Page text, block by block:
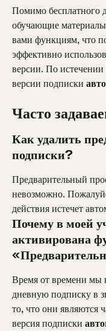
Помимо бесплатного
обучающие
вами функциям, что
эффективно
версии. По
версии подписки
Часто
Как удалить
подписки?
Предварительный
невозможно.
действия истечет
Почему в моей
активирована
Время от времени мы
дневную подписку в
то, что они являются
версия подписки